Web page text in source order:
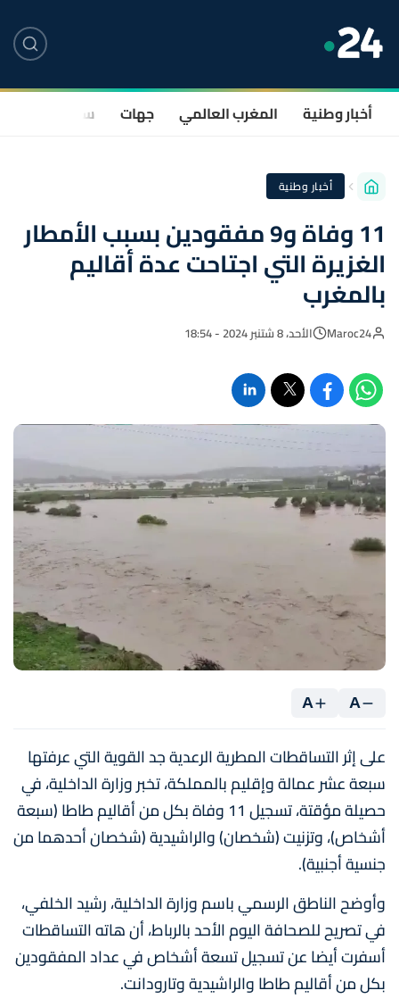
أخبار وطنية المغرب العالمي جهات سياسة
أخبار وطنية
11 وفاة و9 مفقودين بسبب الأمطار
الغزيرة التي اجتاحت عدة أقاليم
بالمغرب
Maroc24 الأحد، 8 شتنبر 2024 - 18:54
A
A
على إثر التساقطات المطرية الرعدية جد القوية التي عرفتها
سبعة عشر عمالة وإقليم بالمملكة، تخبر وزارة الداخلية، في
حصيلة مؤقتة، تسجيل 11 وفاة بكل من أقاليم طاطا (سبعة
أشخاص)، وتزنيت (شخصان) والراشيدية (شخصان أحدهما من
جنسية أجنبية).
وأوضح الناطق الرسمي باسم وزارة الداخلية، رشيد الخلفي،
في تصريح للصحافة اليوم الأحد بالرباط، أن هاته التساقطات
أسفرت أيضا عن تسجيل تسعة أشخاص في عداد المفقودين
بكل من أقاليم طاطا والراشيدية وتارودانت.